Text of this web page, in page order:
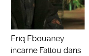
Eriq Ebouaney
incarne Fallou dans